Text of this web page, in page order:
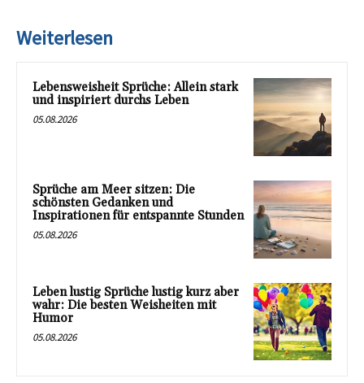
Weiterlesen
Lebensweisheit Sprüche: Allein stark
und inspiriert durchs Leben
05.08.2026
Sprüche am Meer sitzen: Die
schönsten Gedanken und
Inspirationen für entspannte Stunden
05.08.2026
Leben lustig Sprüche lustig kurz aber
wahr: Die besten Weisheiten mit
Humor
05.08.2026